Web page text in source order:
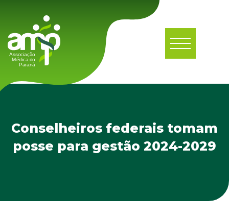
Conselheiros federais tomam
posse para gestão 2024-2029